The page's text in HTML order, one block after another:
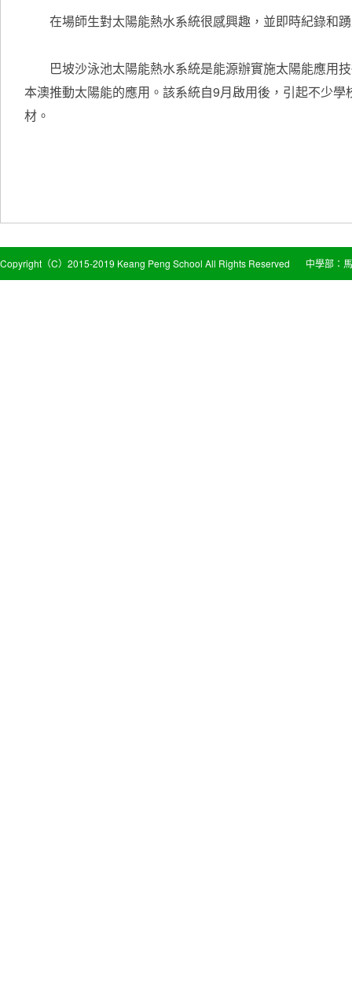
在場師生對太陽能熱水系統很感興趣，並即時紀錄和
巴坡沙泳池太陽能熱水系統是能源辦實施太陽能應用
本澳推動太陽能的應用。該系統自9月啟用後，引起不少
材。
Copyright（C）2015-2019 Keang Peng School All Rights Reserved 中學部：